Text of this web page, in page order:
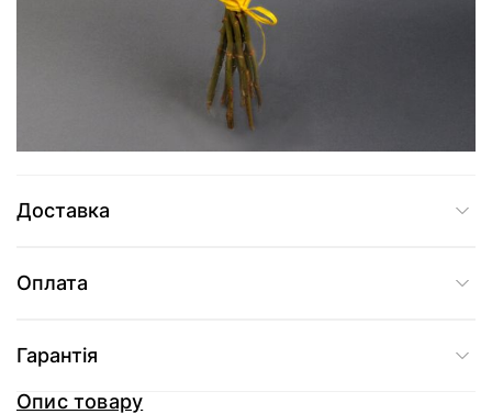
Додати до кошика
Купити в один клік
Доставка
Оплата
Гарантія
Опис товару